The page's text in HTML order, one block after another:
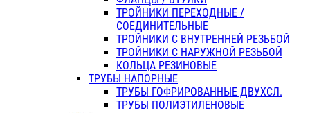
ТРОЙНИКИ ПЕРЕХОДНЫЕ /
СОЕДИНИТЕЛЬНЫЕ
ТРОЙНИКИ С ВНУТРЕННЕЙ РЕЗЬБОЙ
ТРОЙНИКИ С НАРУЖНОЙ РЕЗЬБОЙ
КОЛЬЦА РЕЗИНОВЫЕ
ТРУБЫ НАПОРНЫЕ
ТРУБЫ ГОФРИРОВАННЫЕ ДВУХСЛ.
ТРУБЫ ПОЛИЭТИЛЕНОВЫЕ